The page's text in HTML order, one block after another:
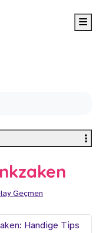
Geçmen
Handige Tips